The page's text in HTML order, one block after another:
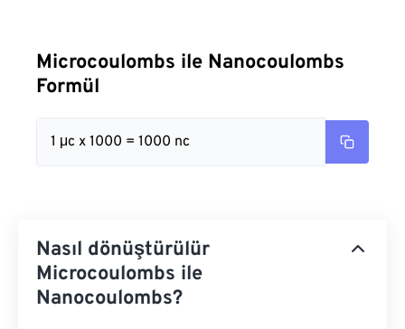
Microcoulombs ile Nanocoulombs
Formül
1 μc x 1000 = 1000 nc
Nasıl dönüştürülür
Microcoulombs ile
Nanocoulombs?